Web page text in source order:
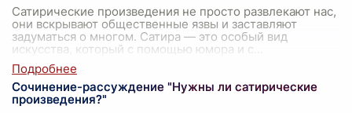
Сатирические произведения не просто развлекают нас,
они вскрывают общественные язвы и заставляют
задуматься о многом. Сатира — это особый вид
искусства, который с помощью юмора и с
Сочинение-рассуждение "Нужны ли сатирические
произведения?"